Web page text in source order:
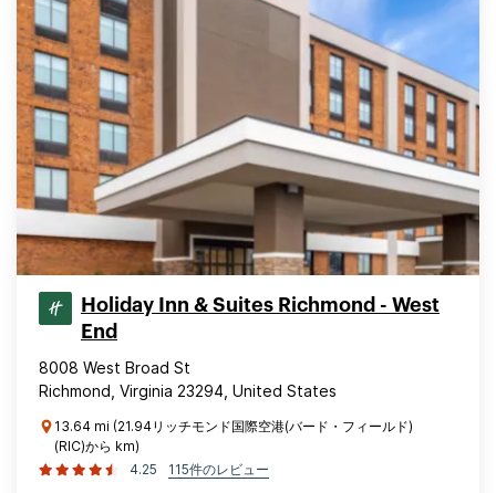
Holiday Inn & Suites Richmond - West
End
8008 West Broad St
Richmond, Virginia 23294, United States
13.64 mi (21.94リッチモンド国際空港(バード・フィールド)
(RIC)から km)
4.25
115件のレビュー